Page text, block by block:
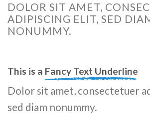
DOLOR SIT AMET,
ADIPISCING ELIT, SED
NONUMMY.
This is a Fancy Text Underline
Dolor sit amet, consectetuer
sed diam nonummy.